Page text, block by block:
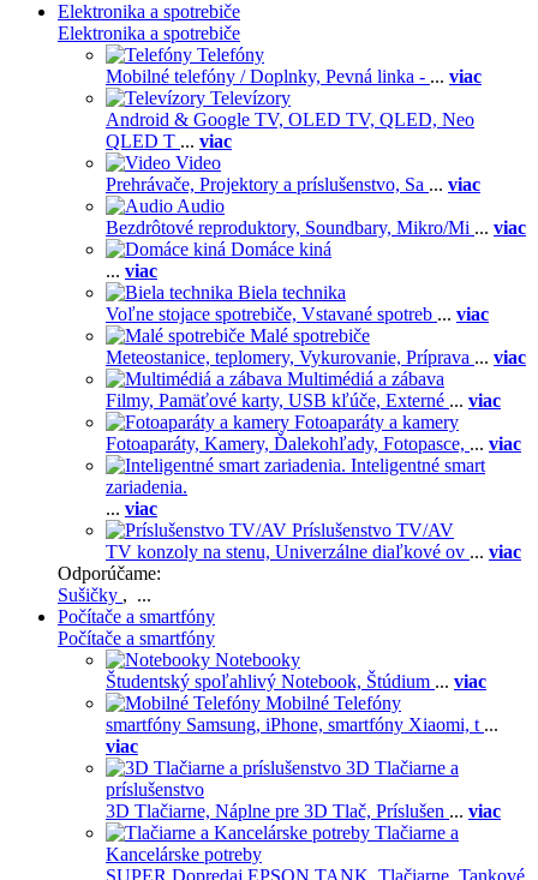
Elektronika a spotrebiče
Elektronika a spotrebiče
Telefóny
Mobilné telefóny / Doplnky, Pevná linka - ... viac
Televízory
Android & Google TV, OLED TV, QLED, Neo
QLED T ... viac
Video
Prehrávače, Projektory a príslušenstvo, Sa ... viac
Audio
Bezdrôtové reproduktory, Soundbary, Mikro/Mi ... viac
Domáce kiná
... viac
Biela technika
Voľne stojace spotrebiče, Vstavané spotreb ... viac
Malé spotrebiče
Meteostanice, teplomery, Vykurovanie, Príprava ... viac
Multimédiá a zábava
Filmy, Pamäťové karty, USB kľúče, Externé ... viac
Fotoaparáty a kamery
Fotoaparáty, Kamery, Ďalekohľady, Fotopasce, ... viac
Inteligentné smart
zariadenia.
... viac
Príslušenstvo TV/AV
TV konzoly na stenu, Univerzálne diaľkové ov ... viac
Odporúčame:
Sušičky , ...
Počítače a smartfóny
Počítače a smartfóny
Notebooky
Študentský spoľahlivý Notebook, Štúdium ... viac
Mobilné Telefóny
smartfóny Samsung, iPhone, smartfóny Xiaomi, t ...
viac
3D Tlačiarne a
príslušenstvo
3D Tlačiarne, Náplne pre 3D Tlač, Príslušen ... viac
Tlačiarne a
Kancelárske potreby
SUPER Dopredaj EPSON TANK, Tlačiarne, Tankové